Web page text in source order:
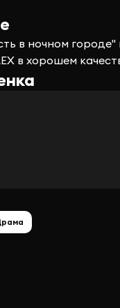
в ночном
в хорошем